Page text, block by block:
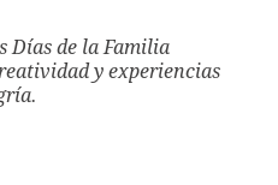
Días de la Familia
y experiencias